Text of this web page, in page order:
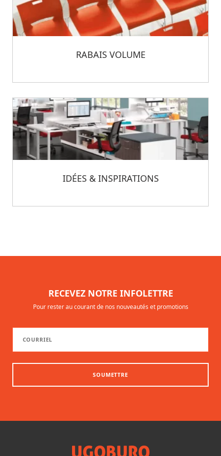
RABAIS VOLUME
IDÉES & INSPIRATIONS
RECEVEZ NOTRE INFOLETTRE
Pour rester au courant de nos nouveautés et promotions
SOUMETTRE